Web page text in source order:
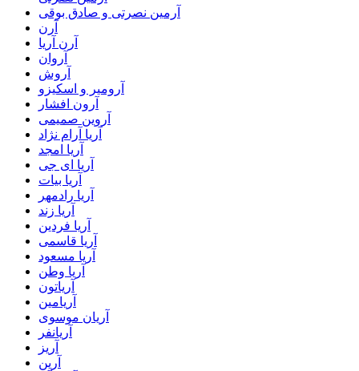
آرمین نصرتی و صادق بوقی
آرن
آرن آریا
آروان
آروش
آرومیر و اسکیزو
آرون افشار
آروین صمیمی
آریا آرام نژاد
آریا امجد
آریا ای جی
آریا بیات
آریا رادمهر
آریا زند
آریا فردین
آریا قاسمی
آریا مسعود
آریا وطن
آریاتون
آریامین
آریان موسوی
آریانفر
آریز
آرین